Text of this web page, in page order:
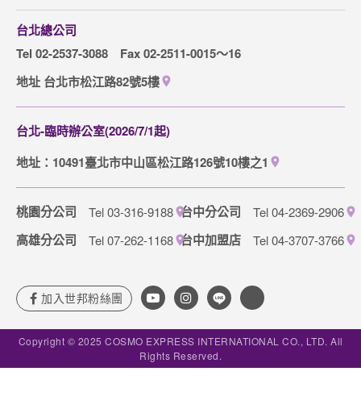
網站導覽
訂購流程說明
取消訂單說明
台北總公司
Tel 02-2537-3088
Fax 02-2511-0015～16
地址 台北市松江路82號5樓
台北-臨時辦公室(2026/7/1起)
地址：10491臺北市中山區松江路126號10樓之1
桃園分公司 Tel 03-316-9188 台中分公司 Tel 04-2369-2906
高雄分公司 Tel 07-262-1168 台中加盟店 Tel 04-3707-3766
Copyright © 2025 COSMO EXPRESS INTERNATIONAL CO., LTD. All
Rights Reserved.